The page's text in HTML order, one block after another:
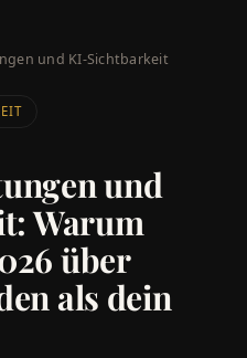
und KI-Sichtbarkeit
und
Warum
über
als dein